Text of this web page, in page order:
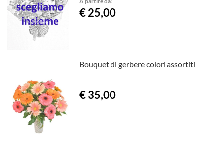
€ 25,00
Bouquet di gerbere colori assortiti
€ 35,00